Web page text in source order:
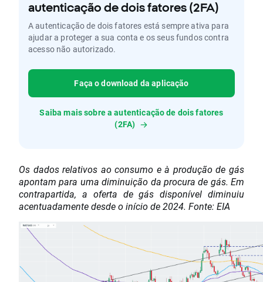
autenticação de dois fatores (2FA)
A autenticação de dois fatores está sempre ativa para
ajudar a proteger a sua conta e os seus fundos contra
acesso não autorizado.
Faça o download da aplicação
Saiba mais sobre a autenticação de dois fatores
(2FA)
Os dados relativos ao consumo e à produção de gás
apontam para uma diminuição da procura de gás. Em
contrapartida, a oferta de gás disponível diminuiu
acentuadamente desde o início de 2024. Fonte: EIA